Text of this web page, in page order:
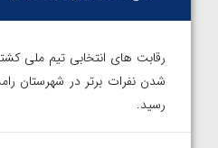
رقابت های انتخابی تیم ملی
شدن نفرات برتر در شهرستان
رسید.